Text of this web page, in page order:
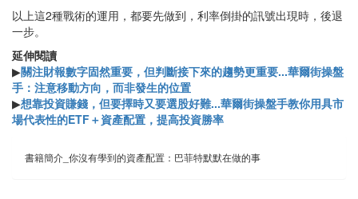
以上這2種戰術的運用，都要先做到，利率倒掛的訊號出現時，後退
一步。
延伸閱讀
▶關注財報數字固然重要，但判斷接下來的趨勢更重要...華爾街操盤
手：注意移動方向，而非發生的位置
▶想靠投資賺錢，但要擇時又要選股好難...華爾街操盤手教你用具市
場代表性的ETF＋資產配置，提高投資勝率
書籍簡介_你沒有學到的資產配置：巴菲特默默在做的事